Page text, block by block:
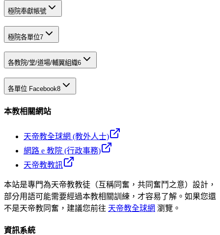
極院奉獻帳號
極院各單位7
各教院/堂/道場/輔翼組織6
各單位 Facebook8
本教相關網站
天帝教全球網 (教外人士)
網路 e 教院 (行政事務)
天帝教教訊
本站是專門為天帝教教徒（互稱同奮，共同奮鬥之意）設計，
部分用語可能需要經過本教相關訓練，才容易了解。如果您還
不是天帝教同奮，建議您前往 天帝教全球網 瀏覽。
資訊系統